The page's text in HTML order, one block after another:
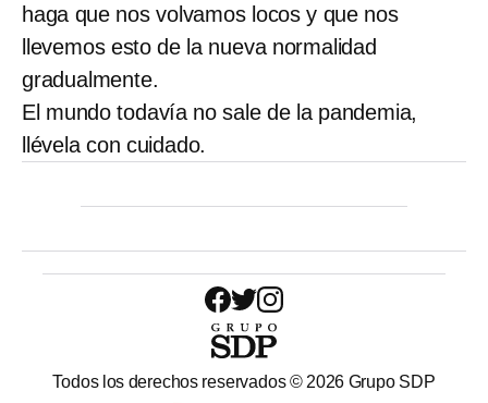
haga que nos volvamos locos y que nos
llevemos esto de la nueva normalidad
gradualmente.
El mundo todavía no sale de la pandemia,
llévela con cuidado.
Todos los derechos reservados © 2026 Grupo SDP